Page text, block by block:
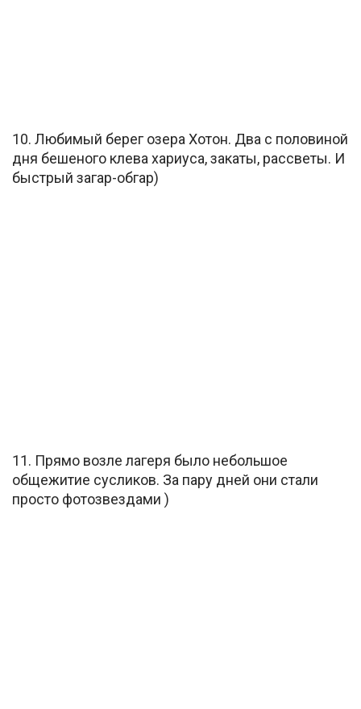
10. Любимый берег озера Хотон. Два с половиной
дня бешеного клева хариуса, закаты, рассветы. И
быстрый загар-обгар)
11. Прямо возле лагеря было небольшое
общежитие сусликов. За пару дней они стали
просто фотозвездами )